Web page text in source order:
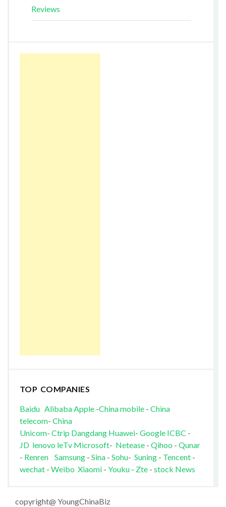
Reviews
TOP COMPANIES
Baidu AlibabaApple-China mobile- China
telecom- China
Unicom- Ctrip Dangdang Huawei- Google ICBC -
JD lenovo leTv Microsoft- Netease- Qihoo - Qunar
- Renren Samsung- Sina- Sohu- Suning- Tencent-
wechat - Weibo Xiaomi- Youku - Zte- stock News
copyright@ YoungChinaBiz